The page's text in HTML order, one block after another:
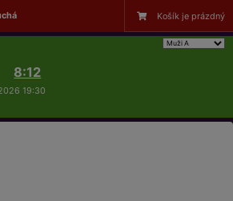
Košík je prázdný
8:12
19:30